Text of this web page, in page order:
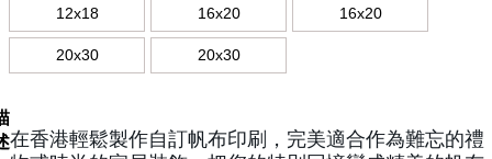
12x18 16x20 16x20
20x30 20x30
在香港輕鬆製作自訂帆布印刷，完美適合作為難忘的禮